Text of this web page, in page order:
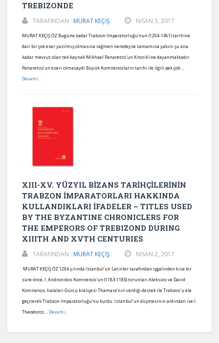
TREBIZONDE
TARAFINDAN : MURAT KEÇİŞ NISAN 3, 2017
MURAT KEÇİŞ ÖZ Bugüne kadar Trabzon İmparatorluğu’nun (1204-1461) tarihine
dair bir çok eser yazılmış olmasına rağmen neredeyse tamamına yakını şu ana
kadar mevcut olan tek kaynak Mikhael Panaretos’un Kronik’ine dayanmaktadır.
Panaretos’un eseri olmasaydı Büyük Komnenosların tarihi ile ilgili pek çok ...
Devamı...
XIII-XV. YÜZYIL BİZANS TARİHÇİLERİNİN
TRABZON İMPARATORLARI HAKKINDA
KULLANDIKLARI İFADELER – TITLES USED
BY THE BYZANTINE CHRONICLERS FOR
THE EMPERORS OF TREBIZOND DURING
XIIITH AND XVTH CENTURIES
TARAFINDAN : MURAT KEÇİŞ NISAN 2, 2017
MURAT KEÇİŞ ÖZ 1204 yılında İstanbul’un Latinler tarafından işgalinden kısa bir
süre önce, I. Andronikos Komnenos’un (1183-1185) torunları Aleksios ve David
Komnenos, halaları Gürcü kraliçesi Thamara’nın verdiği destek ile Trabzon’u ele
geçirerek Trabzon İmparatorluğu’nu kurdu. İstanbul’un düşmesinin ardından ise I.
Theodoros ... Devamı...